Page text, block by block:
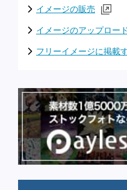
イメージの販売
イメージのアップロード
フリーイメージに掲載